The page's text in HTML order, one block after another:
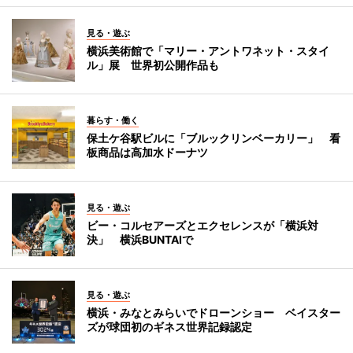
見る・遊ぶ
横浜美術館で「マリー・アントワネット・スタイ
ル」展 世界初公開作品も
暮らす・働く
保土ケ谷駅ビルに「ブルックリンベーカリー」 看
板商品は高加水ドーナツ
見る・遊ぶ
ビー・コルセアーズとエクセレンスが「横浜対
決」 横浜BUNTAIで
見る・遊ぶ
横浜・みなとみらいでドローンショー ベイスター
ズが球団初のギネス世界記録認定